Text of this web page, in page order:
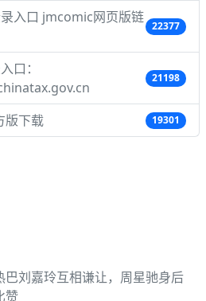
入口 jmcomic网页版链
22377
口：
21198
版下载 19301
巴刘嘉玲互相谦让，周星驰身后
赞